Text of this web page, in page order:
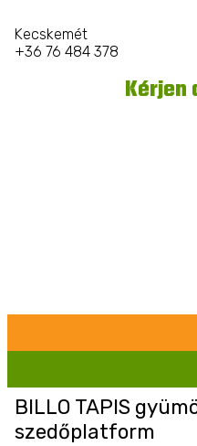
Kecskemét
+36 76 484 378
Kérjen
BILLO TAPIS
szedőplatform